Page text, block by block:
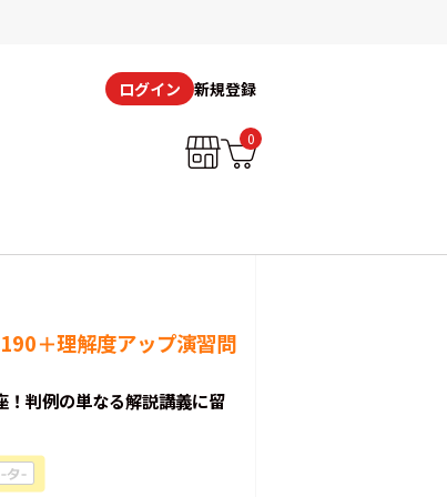
ログイン 新規登録
0
＋理解度アップ演習問
判例の単なる解説講義に留